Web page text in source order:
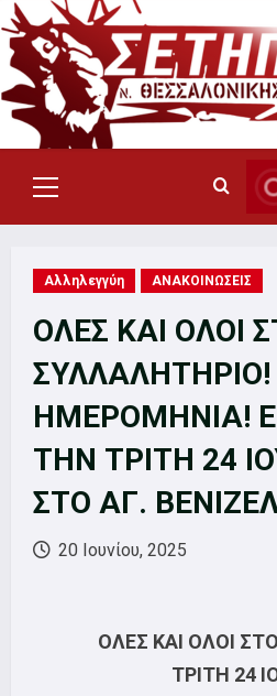
Skip
to
content
Primary
Menu
Αλληλεγγύη ΑΝΑΚΟΙΝΩΣΕΙΣ
ΟΛΕΣ ΚΑΙ ΟΛΟΙ
ΗΜΕΡΟΜΗΝΙΑ!
ΤΗΝ ΤΡΙΤΗ 24
ΣΤΟ ΑΓ.
20 Ιουνίου, 2025
ΟΛΕΣ ΚΑΙ ΟΛΟΙ
ΤΡΙΤΗ 24